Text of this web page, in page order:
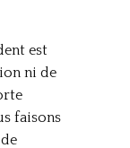
est
ni de
faisons